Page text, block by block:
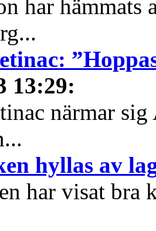
har
13:29:
närmar
hyllas av
har visat bra